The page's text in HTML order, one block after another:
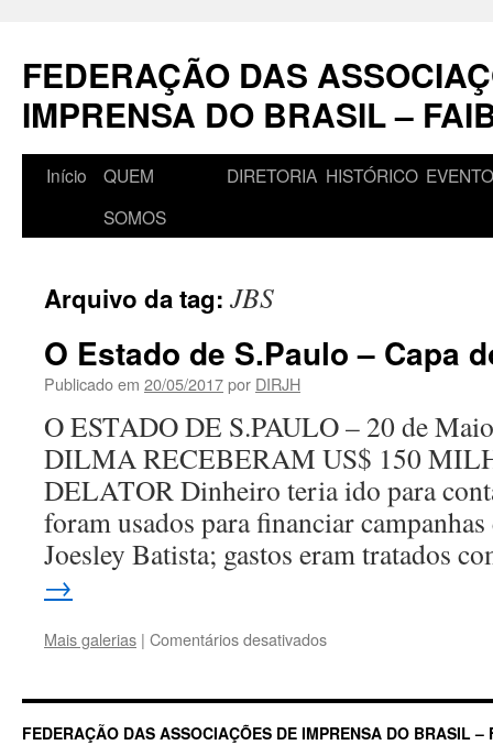
conteúdo
FEDERAÇÃO DAS
IMPRENSA DO BRASIL –
Início
QUEM
SOMOS
DIRETORIA HISTÓRICO
Arquivo da tag: JBS
O Estado de S.Paulo – Capa
Publicado em 20/05/2017por DIRJH
O ESTADO DE S.PAULO – 20 de
DILMA RECEBERAM US$ 150
DELATOR Dinheiro teria ido para
foram usados para financiar
Joesley Batista; gastos eram tratados
→
Mais galerias | Comentários desativadosem
de
S.Paulo
FEDERAÇÃO DAS ASSOCIAÇÕES DE IMPRENSA DO BRASIL –